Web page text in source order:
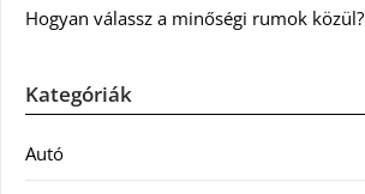
Hogyan válassz a minőségi rumok közül?
Kategóriák
Autó